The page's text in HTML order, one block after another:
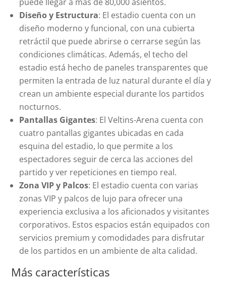
Diseño y Estructura: El estadio cuenta con un
diseño moderno y funcional, con una cubierta
retráctil que puede abrirse o cerrarse según las
condiciones climáticas. Además, el techo del
estadio está hecho de paneles transparentes que
permiten la entrada de luz natural durante el día y
crean un ambiente especial durante los partidos
nocturnos.
Pantallas Gigantes: El Veltins-Arena cuenta con
cuatro pantallas gigantes ubicadas en cada
esquina del estadio, lo que permite a los
espectadores seguir de cerca las acciones del
partido y ver repeticiones en tiempo real.
Zona VIP y Palcos: El estadio cuenta con varias
zonas VIP y palcos de lujo para ofrecer una
experiencia exclusiva a los aficionados y visitantes
corporativos. Estos espacios están equipados con
servicios premium y comodidades para disfrutar
de los partidos en un ambiente de alta calidad.
Más características